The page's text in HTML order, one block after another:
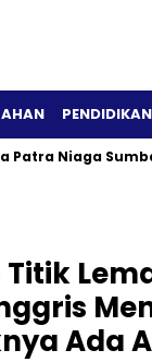
PENDIDIKAN
Patra Niaga
Ada